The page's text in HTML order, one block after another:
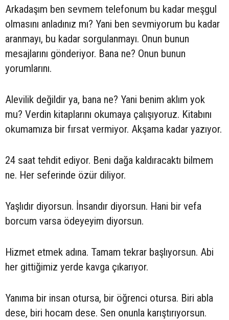
Arkadaşım ben sevmem telefonum bu kadar meşgul
olmasını anladınız mı? Yani ben sevmiyorum bu kadar
aranmayı, bu kadar sorgulanmayı. Onun bunun
mesajlarını gönderiyor. Bana ne? Onun bunun
yorumlarını.
Alevilik değildir ya, bana ne? Yani benim aklım yok
mu? Verdin kitaplarını okumaya çalışıyoruz. Kitabını
okumamıza bir fırsat vermiyor. Akşama kadar yazıyor.
24 saat tehdit ediyor. Beni dağa kaldıracaktı bilmem
ne. Her seferinde özür diliyor.
Yaşlıdır diyorsun. İnsandır diyorsun. Hani bir vefa
borcum varsa ödeyeyim diyorsun.
Hizmet etmek adına. Tamam tekrar başlıyorsun. Abi
her gittiğimiz yerde kavga çıkarıyor.
Yanıma bir insan otursa, bir öğrenci otursa. Biri abla
dese, biri hocam dese. Sen onunla karıştırıyorsun.